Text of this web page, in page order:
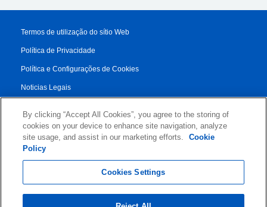
Termos de utilização do sítio Web
Política de Privacidade
Política e Configurações de Cookies
Noticias Legais
Condiciones de los Servicios
Authorised Partner Agreement
By clicking “Accept All Cookies”, you agree to the storing of
cookies on your device to enhance site navigation, analyze
site usage, and assist in our marketing efforts.
Cookie
Policy
Cookies Settings